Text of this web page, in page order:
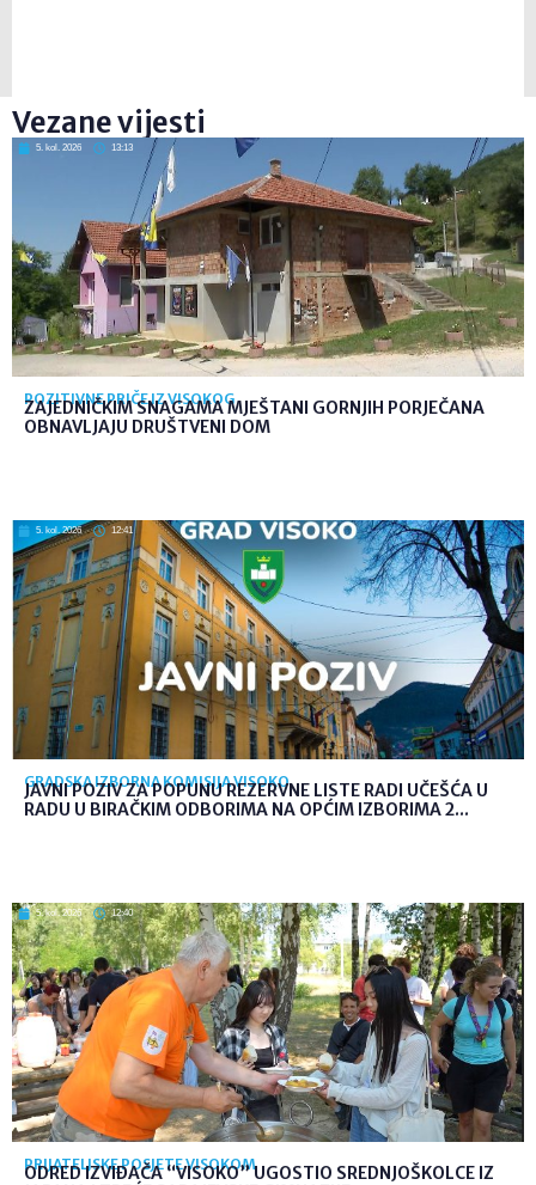
Vezane vijesti
5. kol. 2026 13:13
POZITIVNE PRIČE IZ VISOKOG
ZAJEDNIČKIM SNAGAMA MJEŠTANI GORNJIH PORJEČANA
OBNAVLJAJU DRUŠTVENI DOM
5. kol. 2026 12:41
GRADSKA IZBORNA KOMISIJA VISOKO
JAVNI POZIV ZA POPUNU REZERVNE LISTE RADI UČEŠĆA U
RADU U BIRAČKIM ODBORIMA NA OPĆIM IZBORIMA 2...
5. kol. 2026 12:40
PRIJATELJSKE POSJETE VISOKOM
ODRED IZVIĐAČA “VISOKO” UGOSTIO SREDNJOŠKOLCE IZ